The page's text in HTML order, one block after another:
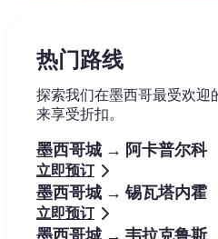
热门路线
探索我们在墨西哥最受欢迎
来享受折扣。
墨西哥城 → 阿卡普尔科
立即预订
墨西哥城 → 锡瓦塔内霍
立即预订